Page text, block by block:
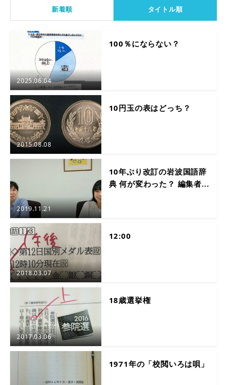
新着順 タイトル順
2025.06.04
100％にならない？
2015.08.08
10円玉の表はどっち？
2019.11.21
10年ぶり改訂の岩波国語辞
典 何が変わった？ 編集者...
2018.03.07
12:00
2017.03.06
18歳選挙権
1971年の「校閲いろは唄」